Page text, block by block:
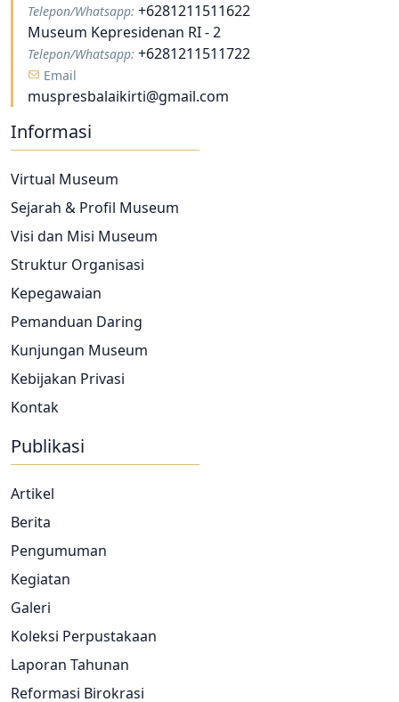
Telepon/Whatsapp: +6281211511622
Museum Kepresidenan RI - 2
Telepon/Whatsapp: +6281211511722
Email
muspresbalaikirti@gmail.com
Informasi
Virtual Museum
Sejarah & Profil Museum
Visi dan Misi Museum
Struktur Organisasi
Kepegawaian
Pemanduan Daring
Kunjungan Museum
Kebijakan Privasi
Kontak
Publikasi
Artikel
Berita
Pengumuman
Kegiatan
Galeri
Koleksi Perpustakaan
Laporan Tahunan
Reformasi Birokrasi